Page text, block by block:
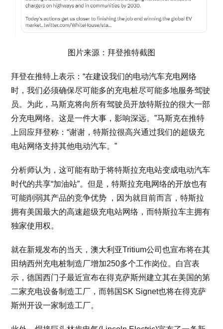
图片来源：拜登推特截图
拜登在推特上表示：“在建设我们的电动汽车充电网络
时，我们必须确保尽可能多的充电桩尽可能多地服务驾驶
员。为此，马斯克将向所有驾驶员开放特斯拉的很大一部
分充电网络。这是一件大事，影响深远。”马斯克在推特
上回应拜登称：“谢谢，特斯拉很高兴通过我们的超级充
电站网络支持其他电动汽车。”
分析师认为，这可能有助于将特斯拉充电站变成电动汽车
时代的共享“加油站”。但是，特斯拉充电网络的开放也有
可能削弱其产品的竞争优势 ，因为就目前而言，特斯拉
拥有美国最大的高速超级充电站网络，而特斯拉车主拥有
独家使用权。
就在新规发布的当天，澳大利亚Tritium公司也宣布将在其
田纳西州充电桩制造厂增加250多个工作岗位。白宫表
示，德国西门子最近宣布在得克萨斯州建立其在美国的第
二家充电设备制造工厂，而韩国SK Signet也将在得克萨
斯州开设一家制造工厂。